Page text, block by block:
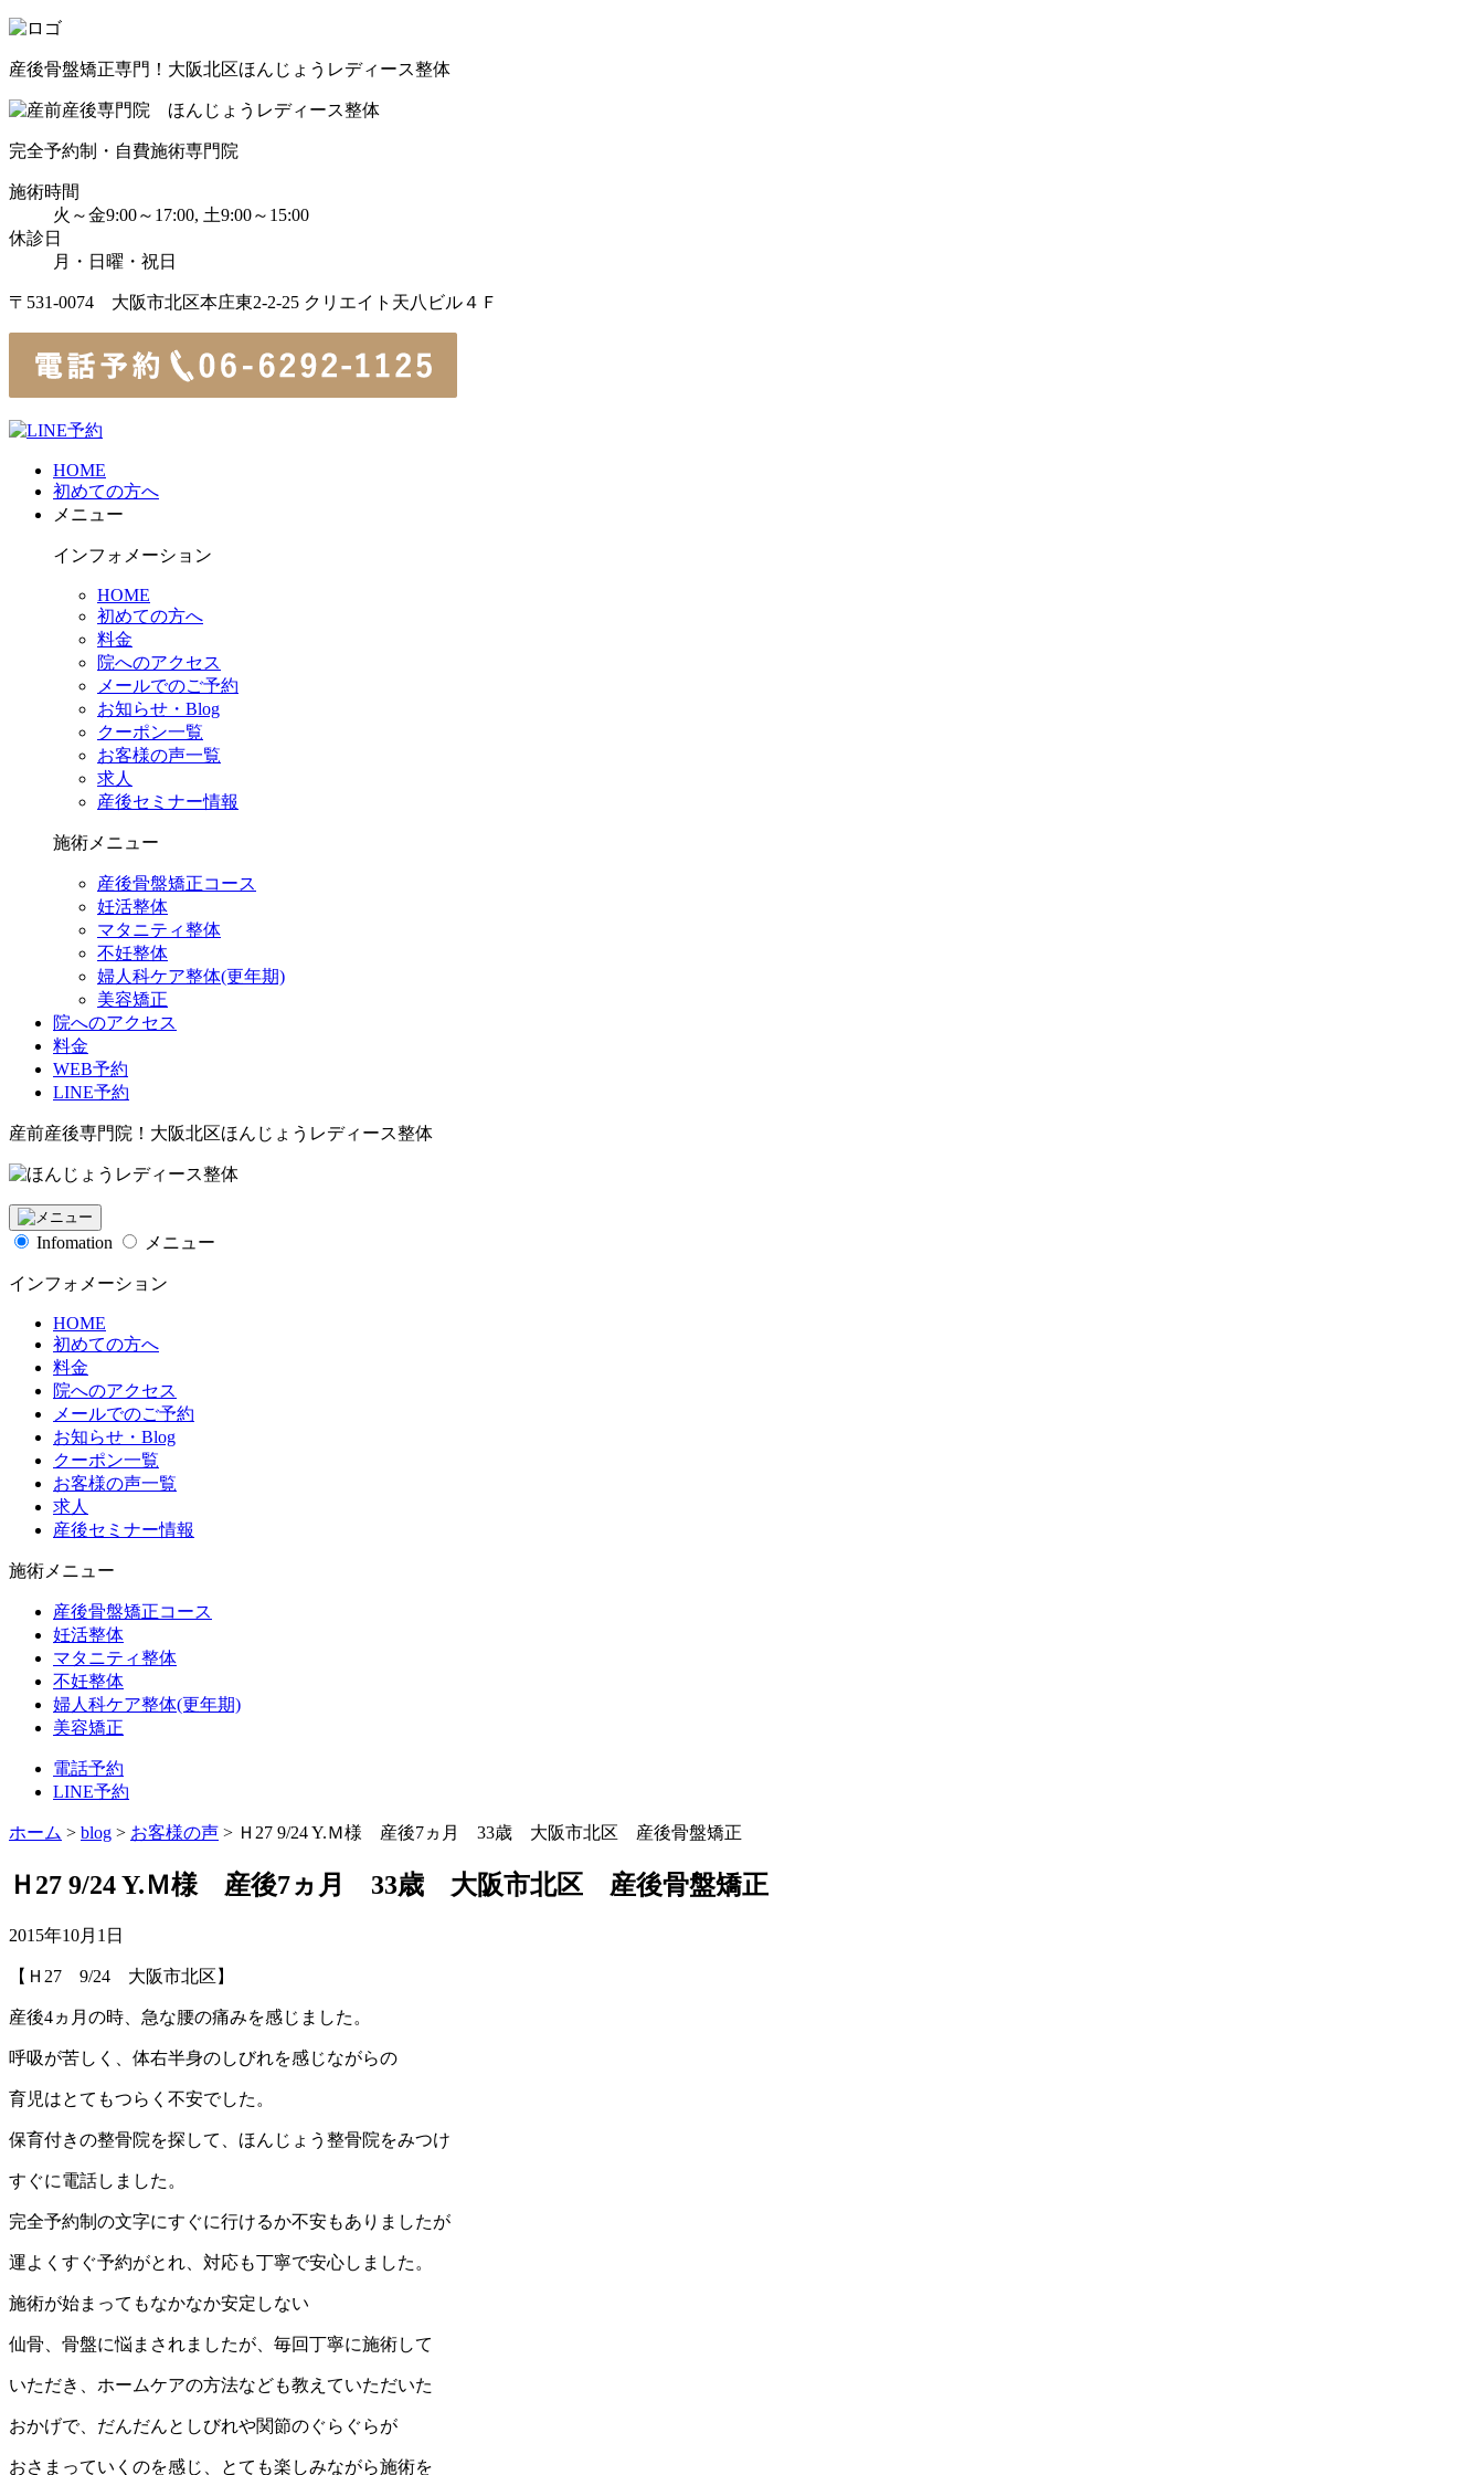
産後骨盤矯正専門！大阪北区ほんじょうレディース整体
完全予約制・自費施術専門院
施術時間
火～金9:00～17:00, 土9:00～15:00
休診日
月・日曜・祝日
〒531-0074 大阪市北区本庄東2-2-25 クリエイト天八ビル４Ｆ
HOME
初めての方へ
メニュー
インフォメーション
HOME
初めての方へ
料金
院へのアクセス
メールでのご予約
お知らせ・Blog
クーポン一覧
お客様の声一覧
求人
産後セミナー情報
施術メニュー
産後骨盤矯正コース
妊活整体
マタニティ整体
不妊整体
婦人科ケア整体(更年期)
美容矯正
院へのアクセス
料金
WEB予約
LINE予約
産前産後専門院！大阪北区ほんじょうレディース整体
Infomation メニュー
インフォメーション
HOME
初めての方へ
料金
院へのアクセス
メールでのご予約
お知らせ・Blog
クーポン一覧
お客様の声一覧
求人
産後セミナー情報
施術メニュー
産後骨盤矯正コース
妊活整体
マタニティ整体
不妊整体
婦人科ケア整体(更年期)
美容矯正
電話予約
LINE予約
ホーム > blog > お客様の声 > Ｈ27 9/24 Y.Ｍ様 産後7ヵ月 33歳 大阪市北区 産後骨盤矯正
Ｈ27 9/24 Y.Ｍ様 産後7ヵ月 33歳 大阪市北区 産後骨盤矯正
2015年10月1日
【Ｈ27 9/24 大阪市北区】
産後4ヵ月の時、急な腰の痛みを感じました。
呼吸が苦しく、体右半身のしびれを感じながらの
育児はとてもつらく不安でした。
保育付きの整骨院を探して、ほんじょう整骨院をみつけ
すぐに電話しました。
完全予約制の文字にすぐに行けるか不安もありましたが
運よくすぐ予約がとれ、対応も丁寧で安心しました。
施術が始まってもなかなか安定しない
仙骨、骨盤に悩まされましたが、毎回丁寧に施術して
いただき、ホームケアの方法なども教えていただいた
おかげで、だんだんとしびれや関節のぐらぐらが
おさまっていくのを感じ、とても楽しみながら施術を